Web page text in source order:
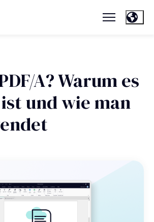
A? Warum es
und wie man